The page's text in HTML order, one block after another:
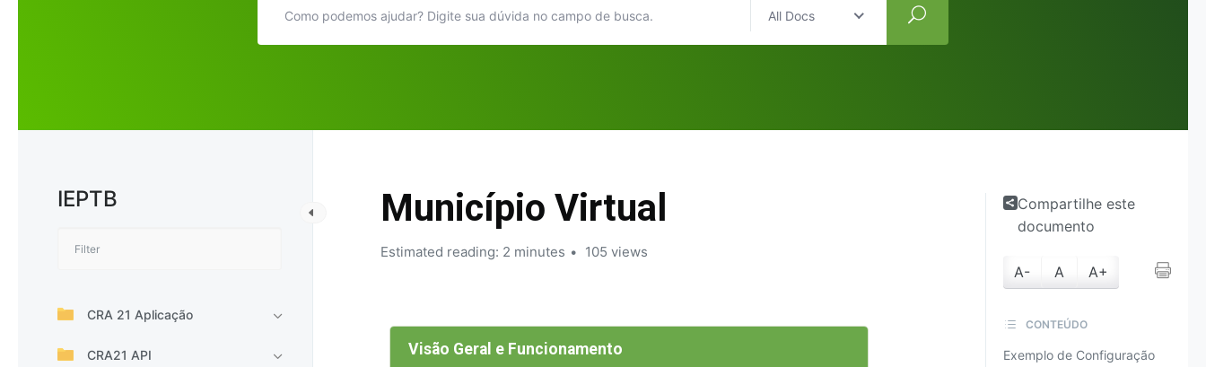
All Docs
IEPTB
CRA 21 Aplicação
CRA21 API
Município Virtual
Estimated reading: 2 minutes 105 views
Visão Geral e Funcionamento
Compartilhe este
documento
A- A A+
CONTEÚDO
Exemplo de Configuração